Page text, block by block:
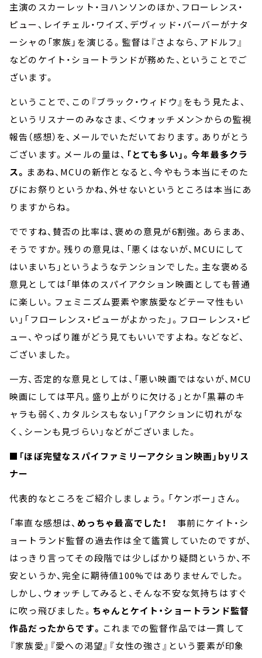
主演のスカーレット・ヨハンソンのほか、フローレンス・
ピュー、レイチェル・ワイズ、デヴィッド・バーバーがナタ
ーシャの「家族」を演じる。監督は『さよなら、アドルフ』
などのケイト・ショートランドが務めた、ということでご
ざいます。
ということで、この『ブラック・ウィドウ』をもう見たよ、
というリスナーのみなさま、＜ウォッチメン＞からの監視
報告（感想）を、メールでいただいております。ありがとう
ございます。メールの量は、 「とても多い」。今年最多クラ
ス。 まあね、MCUの新作となると、今やもう本当にそのた
びにお祭りというかね、外せないというところは本当にあ
りますからね。
でですね、賛否の比率は、褒めの意見が6割強。あらまあ、
そうですか。残りの意見は、「悪くはないが、MCUにして
はいまいち」というようなテンションでした。主な褒める
意見としては「単体のスパイアクション映画としても普通
に楽しい。フェミニズム要素や家族愛などテーマ性もい
い」「フローレンス・ピューがよかった」。フローレンス・ピ
ュー、やっぱり誰がどう見てもいいですよね。などなど、
ございました。
一方、否定的な意見としては、「悪い映画ではないが、MCU
映画にしては平凡。盛り上がりに欠ける」とか「黒幕のキ
ャラも弱く、カタルシスもない」「アクションに切れがな
く、シーンも見づらい」などがございました。
■「ほぼ完璧なスパイファミリーアクション映画」byリス
ナー
代表的なところをご紹介しましょう。「ケンボー」さん。
「率直な感想は、 めっちゃ最高でした！ 事前にケイト・シ
ョートランド監督の過去作は全て鑑賞していたのですが、
はっきり言ってその段階では少しばかり疑問というか、不
安というか、完全に期待値100%ではありませんでした。
しかし、ウォッチしてみると、そんな不安な気持ちはすぐ
に吹っ飛びました。 ちゃんとケイト・ショートランド監督
作品だったからです。 これまでの監督作品では一貫して
『家族愛』『愛への渇望』『女性の強さ』という要素が印象